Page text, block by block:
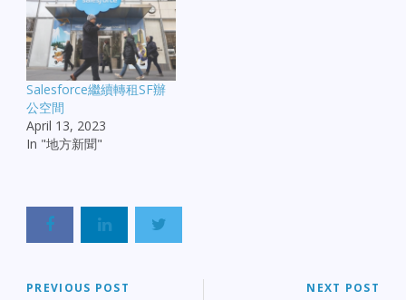
Salesforce繼續轉租SF辦
公空間
April 13, 2023
In "地方新聞"
PREVIOUS POST NEXT POST